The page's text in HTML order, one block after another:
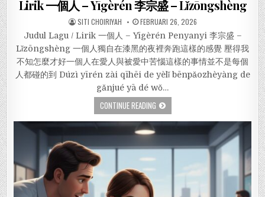
Lirik 一個人 – Yīgèrén 李宗盛 – Lǐzōngshèng
SITI CHOIRIYAH FEBRUARI 26, 2026
Judul Lagu / Lirik 一個人 – Yīgèrén Penyanyi 李宗盛 –
Lǐzōngshèng 一個人獨自在漆黑的夜裡奔跑這樣的感覺 壓得我
不知怎麼才好一個人在愛人與被愛中苦惱這樣的事情並不是每個
人都碰的到 Dúzì yīrén zài qīhēi de yèlǐ bēnpǎozhèyàng de
gǎnjué yā dé wǒ…
CONTINUE READING